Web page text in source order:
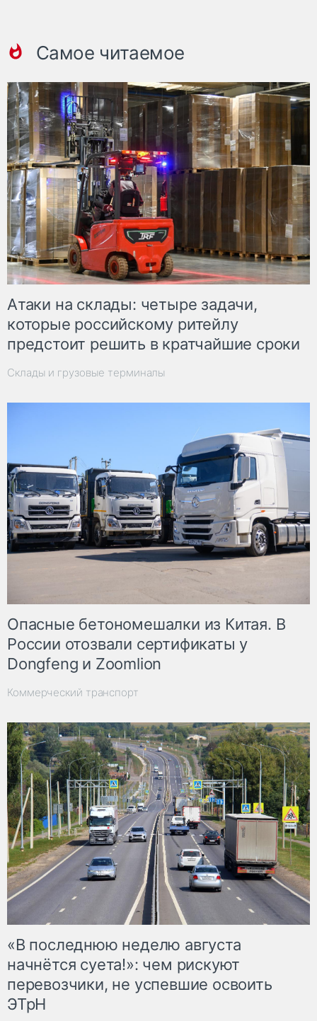
Самое читаемое
Атаки на склады: четыре задачи,
которые российскому ритейлу
предстоит решить в кратчайшие сроки
Склады и грузовые терминалы
Опасные бетономешалки из Китая. В
России отозвали сертификаты у
Dongfeng и Zoomlion
Коммерческий транспорт
«В последнюю неделю августа
начнётся суета!»: чем рискуют
перевозчики, не успевшие освоить
ЭТрН